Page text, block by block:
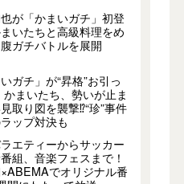
が「かまいガチ」初登
いたちと高級料理をめ
ガチバトルを展開
いガチ」が“昇格”お引っ
かまいたち、勢いが止ま
取り図を襲撃⁉︎“珍”事件
ップ対決も
エティーからサッカー
組、音楽フェスまで！
でオリジナル番